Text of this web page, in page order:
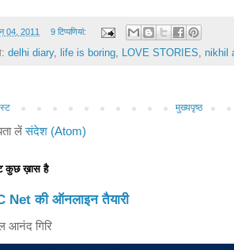
04, 2011 9 टिप्‍पणियां:
delhi diary, life is boring, LOVE STORIES, nikhil
मुख्यपृष्ठ
लेंसंदेश (Atom)
कुछ ख़ास है
Net की ऑनलाइन तैयारी
आनंद गिरि